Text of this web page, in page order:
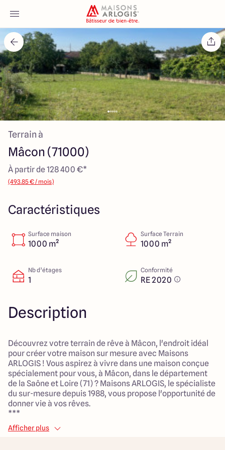
Accueil
Nos maisons
Nos annonces
Votre projet
Qui sommes-nous
Maisons ARLOGIS Macon
112 Route de Lyon
71000 Mâcon
4.6
Terrain à
Mâcon (71000)
À partir de 128 400 €*
(493.85 € / mois)
Caractéristiques
Surface maison
1000 m²
Surface Terrain
1000 m²
Nb d’étages
1
Conformité
RE 2020
Description
Découvrez votre terrain de rêve à Mâcon, l'endroit idéal
pour créer votre maison sur mesure avec Maisons
ARLOGIS ! Vous aspirez à vivre dans une maison conçue
spécialement pour vous, à Mâcon, dans le département
de la Saône et Loire (71) ? Maisons ARLOGIS, le spécialiste
du sur-mesure depuis 1988, vous propose l'opportunité de
donner vie à vos rêves.
***
Mâcon est une ville au cœur de la Bourgogne du Sud qui
respire la douceur de vivre. Son riche patrimoine, ses
Afficher plus